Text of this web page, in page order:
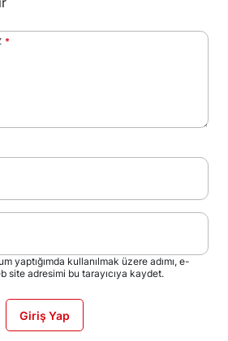
*
yaptığımda kullanılmak üzere adımı, e-
site adresimi bu tarayıcıya kaydet.
Giriş Yap